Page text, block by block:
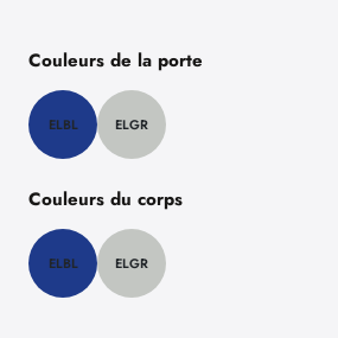
Couleurs de la porte
ELBL ELGR
Couleurs du corps
ELBL ELGR